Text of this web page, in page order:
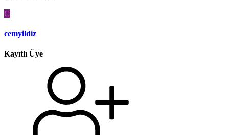
C
cemyildiz
Kayıtlı Üye